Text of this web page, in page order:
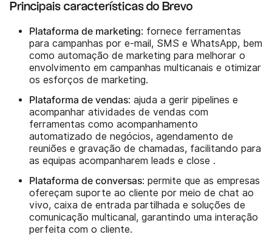
Principais características do Brevo
Plataforma de marketing: fornece ferramentas
para campanhas por e-mail, SMS e WhatsApp, bem
como automação de marketing para melhorar o
envolvimento em campanhas multicanais e otimizar
os esforços de marketing.
Plataforma de vendas: ajuda a gerir pipelines e
acompanhar atividades de vendas com
ferramentas como acompanhamento
automatizado de negócios, agendamento de
reuniões e gravação de chamadas, facilitando para
as equipas acompanharem leads e close .
Plataforma de conversas: permite que as empresas
ofereçam suporte ao cliente por meio de chat ao
vivo, caixa de entrada partilhada e soluções de
comunicação multicanal, garantindo uma interação
perfeita com o cliente.